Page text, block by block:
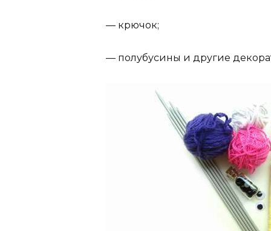
— крючок;
— полубусины и другие